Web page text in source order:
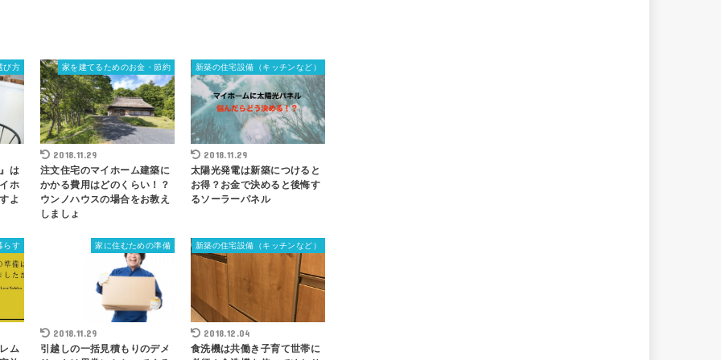
び方
は
ホ
よ
家を建てるためのお金・節約
2018.11.29
注文住宅のマイホーム建築に
かかる費用はどのくらい！？
ウンノハウスの場合をお教え
しましょ
新築の住宅設備（キッチンなど）
2018.11.29
太陽光発電は新築につけると
お得？お金で決めると後悔す
るソーラーパネル
らす
ム
家に住むための準備
2018.11.29
引越しの一括見積もりのデメ
新築の住宅設備（キッチンなど）
2018.12.04
食洗機は共働き子育て世帯に